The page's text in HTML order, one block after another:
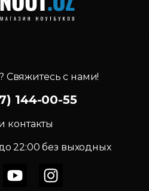
Свяжитесь с нами!
144-00-55
контакты
22:00 без выходных